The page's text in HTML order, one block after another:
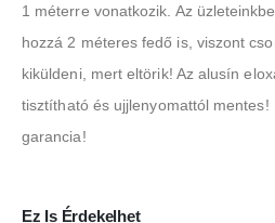
1 méterre vonatkozik. Az
hozzá 2 méteres fedő is, viszont
kiküldeni, mert eltörik! Az alusín
tisztítható és ujjlenyomattól mentes!
garancia!
Ez Is Érdekelhet